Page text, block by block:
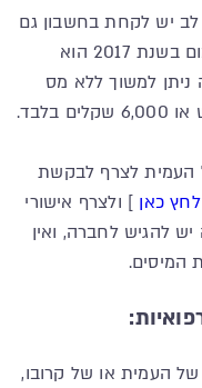
שימו לב יש לקחת בחשבון גם
הכנסות כמו קצבת ילדים. שכר המינימום בשנת 2017 הוא
ניתן למשוך ללא מס
העמית לצרף לבקשת
לחץ כאן ] ולצרף אישורי
להגיש לחברה, ואין
המיסים.
העמית או של קרובו,